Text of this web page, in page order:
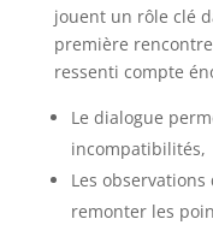
jouent un rôle clé
première
ressenti compte
Le dialogue
incompatibilités,
Les
remonter les